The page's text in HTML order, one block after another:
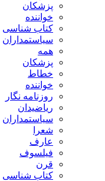
پزشکان
خواننده
کتاب شناسی
سیاستمداران
همه
پزشکان
خطاط
خواننده
روزنامه نگار
ریاضیدان
سیاستمداران
شعرا
عارف
فیلسوف
قرن
کتاب شناسی